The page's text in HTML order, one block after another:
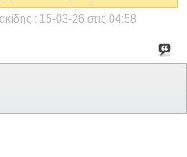
: 15-03-26 στις 04:58